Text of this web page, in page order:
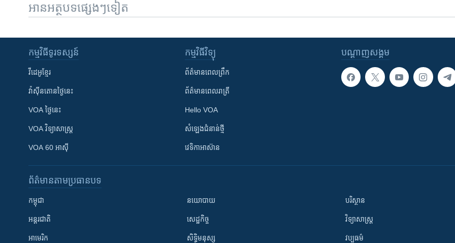
អានអត្ថបទផ្សេងៗទៀត
បណ្តាញ​សង្គម
កម្មវិធី​ទូរទស្សន៍
វីដេអូ​ខ្មែរ
វ៉ាស៊ីនតោន​ថ្ងៃ​នេះ
VOA ថ្ងៃនេះ
VOA ​វិទ្យាសាស្ត្រ
VOA 60 អាស៊ី
កម្មវិធី​វិទ្យុ
ព័ត៌មាន​ពេល​ព្រឹក
ព័ត៌មាន​​ពេល​រាត្រី
Hello VOA
សំឡេង​ជំនាន់​ថ្មី
វេទិកា​អាស៊ាន
ព័ត៌មាន​តាមប្រធានបទ​
កម្ពុជា
អន្តរជាតិ
អាមេរិក
នយោបាយ
សេដ្ឋកិច្ច
សិទ្ធិមនុស្ស
បរិស្ថាន
វិទ្យាសាស្រ្ត
វប្បធម៌